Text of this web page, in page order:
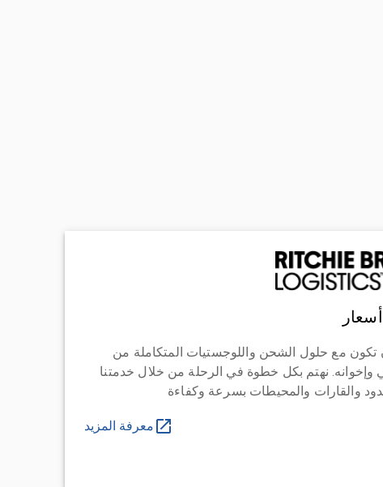
مع حلول الشحن واللوجستيات المتكاملة من
وإخوانه. نهتم بكل خطوة في الرحلة من خلال خدمتنا
والقارات والمحيطات بسرعة وكفاءة
معرفة المزيد